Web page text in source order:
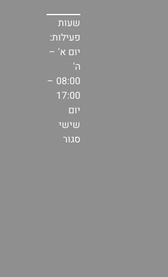
שעות
פעילות:
יום א' –
ה'
08:00 –
17:00
יום
שישי
סגור